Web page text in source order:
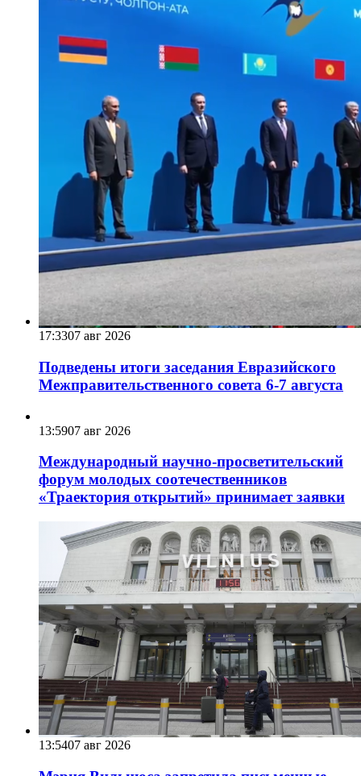
17:3307 авг 2026
Подведены итоги заседания Евразийского
Межправительственного совета 6-7 августа
13:5907 авг 2026
Международный научно-просветительский
форум молодых соотечественников
«Траектория открытий» принимает заявки
13:5407 авг 2026